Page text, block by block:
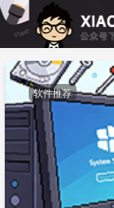
软件推荐